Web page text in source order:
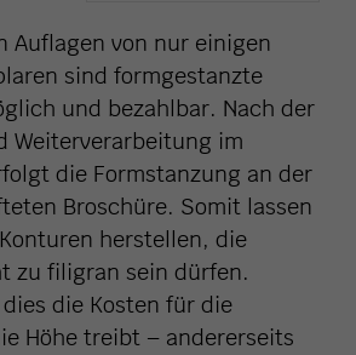
Auflagen von nur einigen
sind formgestanzte
und bezahlbar. Nach der
Weiterverarbeitung im
die Formstanzung an der
Broschüre. Somit lassen
herstellen, die
zu filigran sein dürfen.
die Kosten für die
Höhe treibt – andererseits